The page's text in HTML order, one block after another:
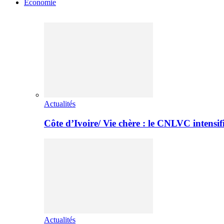
Economie
Actualités
Côte d’Ivoire/ Vie chère : le CNLVC
Actualités